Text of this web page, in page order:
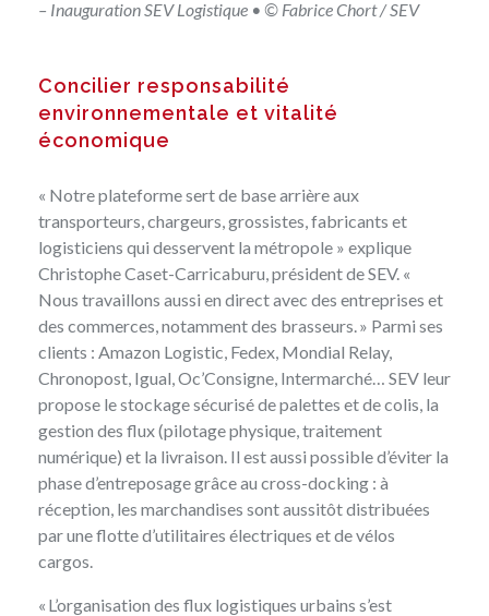
– Inauguration SEV Logistique • © Fabrice Chort / SEV
Concilier responsabilité
environnementale et vitalité
économique
« Notre plateforme sert de base arrière aux
transporteurs, chargeurs, grossistes, fabricants et
logisticiens qui desservent la métropole » explique
Christophe Caset-Carricaburu, président de SEV. «
Nous travaillons aussi en direct avec des entreprises et
des commerces, notamment des brasseurs. » Parmi ses
clients : Amazon Logistic, Fedex, Mondial Relay,
Chronopost, Igual, Oc’Consigne, Intermarché… SEV leur
propose le stockage sécurisé de palettes et de colis, la
gestion des flux (pilotage physique, traitement
numérique) et la livraison. Il est aussi possible d’éviter la
phase d’entreposage grâce au cross-docking : à
réception, les marchandises sont aussitôt distribuées
par une flotte d’utilitaires électriques et de vélos
cargos.
« L’organisation des flux logistiques urbains s’est